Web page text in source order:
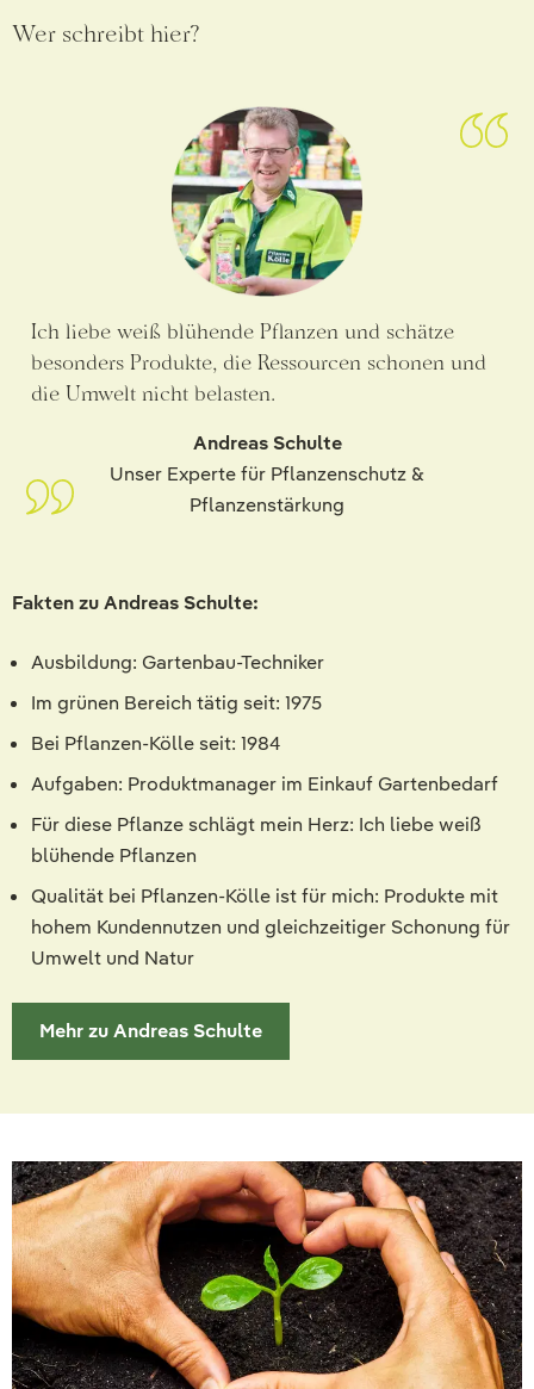
Wer schreibt hier?
Ich liebe weiß blühende Pflanzen und schätze
besonders Produkte, die Ressourcen schonen und
die Umwelt nicht belasten.
Andreas Schulte
Unser Experte für Pflanzenschutz &
Pflanzenstärkung
Fakten zu Andreas Schulte:
Ausbildung: Gartenbau-Techniker
Im grünen Bereich tätig seit: 1975
Bei Pflanzen-Kölle seit: 1984
Aufgaben: Produktmanager im Einkauf Gartenbedarf
Für diese Pflanze schlägt mein Herz: Ich liebe weiß
blühende Pflanzen
Qualität bei Pflanzen-Kölle ist für mich: Produkte mit
hohem Kundennutzen und gleichzeitiger Schonung für
Umwelt und Natur
Mehr zu Andreas Schulte